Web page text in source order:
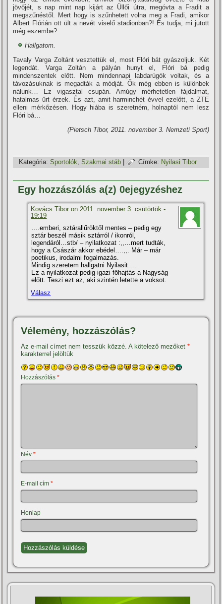
jövőjét, s nap mint nap kijárt az Üllői útra, megóvta a Fradit a
megszűnéstől. Mert hogy is szűnhetett volna meg a Fradi, amikor
Albert Flórián ott ült a nevét viselő stadionban?! És tudja, mi jutott
még eszembe?
Hallgatom.
Tavaly Varga Zoltánt vesztettük el, most Flóri bát gyászoljuk. Két
legendát. Varga Zoltán a pályán hunyt el, Flóri bá pedig
mindenszentek előtt. Nem mindennapi labdarúgók voltak, és a
távozásuknak is megadták a módját. Ők még ebben is különbek
nálunk… Ez vigasztal csupán. Amúgy mérhetetlen fájdalmat,
hatalmas űrt érzek. És azt, amit harminchét évvel ezelőtt, a ZTE
elleni mérkőzésen. Hogy hiába is szeretném, holnaptól nem lesz
Flóri bá…
(Pietsch Tibor, 2011. november 3. Nemzeti Sport)
Kategória: Sportolók,Szakmai stáb | Címke: Nyilasi Tibor
Egy hozzászólás a(z) 0ejegyzéshez
Kovács Tibor on 2011. november 3. csütörtök -
19:19
….emberi, sztárallűröktől mentes – pedig egy
sztár beszél másik sztárról / ikonról,
legendáról…stb/ – nyilatkozat :,,…mert tudták,
hogy a Császár akkor ebédel….,,. Már – már
poetikus, irodalmi fogalmazás.
Mindig szeretem hallgatni Nyilasit….
Ez a nyilatkozat pedig igazi főhajtás a Nagyság
előtt. Teszi ezt az, aki szintén letette a voksot.
Válasz
Vélemény, hozzászólás?
Az e-mail címet nem tesszük közzé. A kötelező mezőket*
karakterrel jelöltük
Hozzászólás*
Név*
E-mail cím*
Honlap